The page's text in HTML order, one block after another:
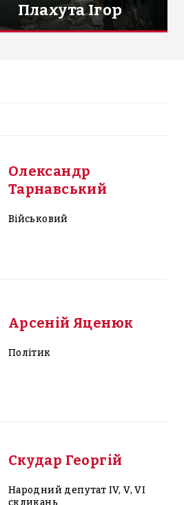
Плахута Ігор
Олександр
Тарнавський
Військовий
Арсеній Яценюк
Політик
Скудар Георгій
Народний депутат IV, V, VI
скликань